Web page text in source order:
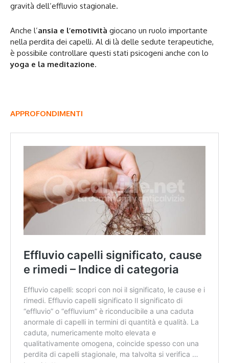
gravità dell’effluvio stagionale.
Anche l’ansia e l’emotività giocano un ruolo importante
nella perdita dei capelli. Al di là delle sedute terapeutiche,
è possibile controllare questi stati psicogeni anche con lo
yoga e la meditazione.
APPROFONDIMENTI